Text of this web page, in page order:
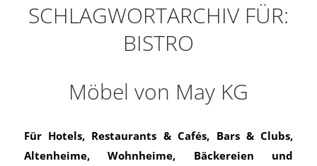
SCHLAGWORTARCHIV FÜR:
BISTRO
Möbel von May KG
Für Hotels, Restaurants & Cafés, Bars & Clubs,
Altenheime, Wohnheime, Bäckereien und